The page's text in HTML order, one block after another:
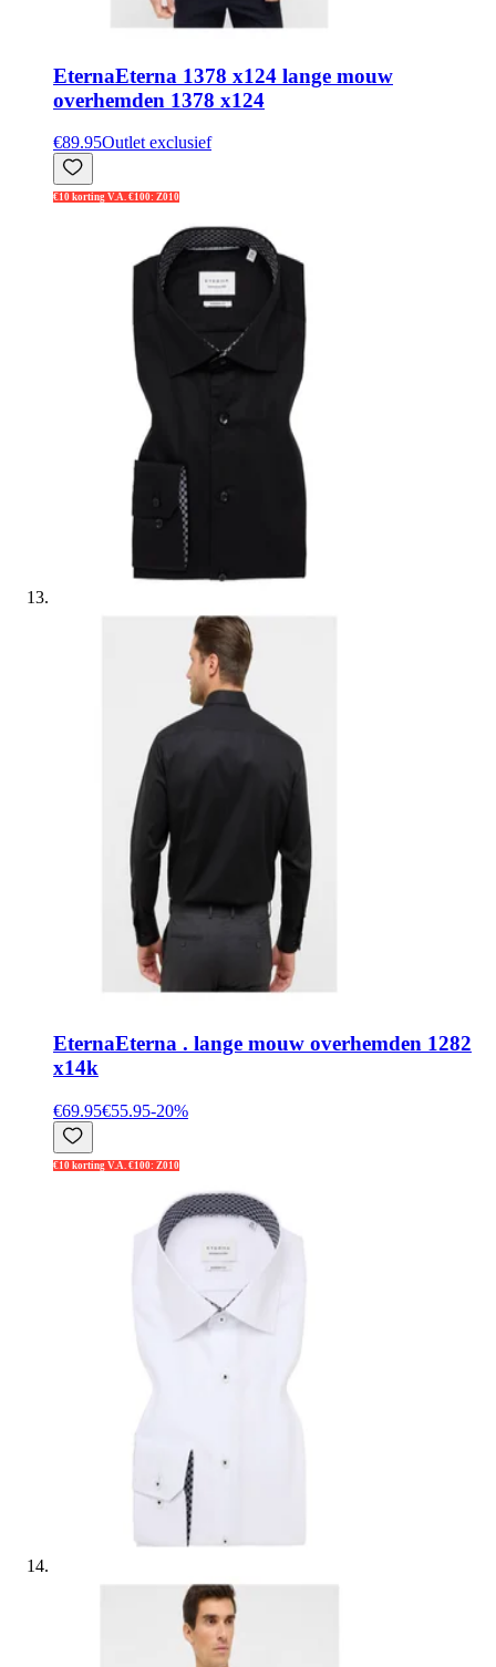
EternaEterna 1378 x124 lange mouw
overhemden 1378 x124
€89.95Outlet exclusief
€10 korting V.A. €100: Z010
EternaEterna . lange mouw overhemden 1282
x14k
€69.95€55.95-20%
€10 korting V.A. €100: Z010